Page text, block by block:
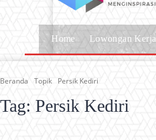
Home Lowongan Kerja
Beranda Topik Persik Kediri
Tag: Persik Kediri